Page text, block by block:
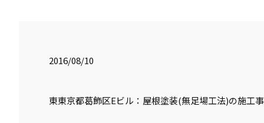
2016/08/10
東東京都葛飾区Eビル：屋根塗装(無足場工法)の施工